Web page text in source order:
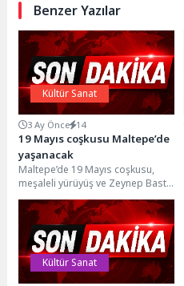
Benzer Yazılar
Kültür Sanat
3 Ay Önce 14
19 Mayıs coşkusu Maltepe’de
yaşanacak
Maltepe’de 19 Mayıs coşkusu,
meşaleli yürüyüş ve Zeynep Bastık
konseriyle doruğa
çıkacak.Maltepe, 19 Mayıs
Atatürk’ü...
Kültür Sanat